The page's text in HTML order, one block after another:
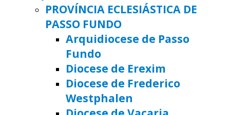
PROVÍNCIA ECLESIÁSTICA DE
PASSO FUNDO
Arquidiocese de Passo
Fundo
Diocese de Erexim
Diocese de Frederico
Westphalen